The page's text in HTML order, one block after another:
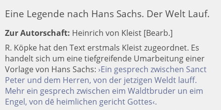
Eine Legende nach Hans Sachs. Der Welt Lauf.
Zur Autorschaft: Heinrich von Kleist [Bearb.]
R. Köpke hat den Text erstmals Kleist zugeordnet. Es
handelt sich um eine tiefgreifende Umarbeitung einer
Vorlage von Hans Sachs: ›Ein gesprech zwischen Sanct
Peter und dem Herren, von der jetzigen Weldt lauff.
Mehr ein gesprech zwischen eim Waldtbruder un eim
Engel, von dē heimlichen gericht Gottes‹.